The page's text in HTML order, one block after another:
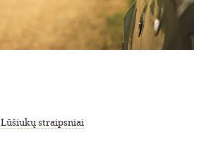
Lūšiukų straipsniai